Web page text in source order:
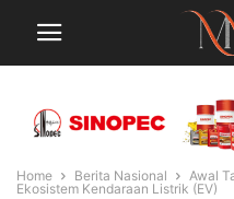
Home Berita Nasional
Awal
Ekosistem Kendaraan Listrik (EV)